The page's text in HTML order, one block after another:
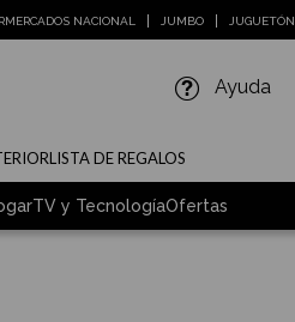
NACIONAL JUMBO JUGUETÓN
Ayuda
LISTA DE REGALOS
TV y TecnologíaOfertas